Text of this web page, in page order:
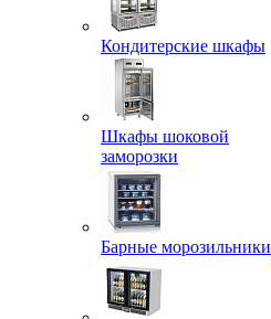
Кондитерские шкафы
Шкафы шоковой
заморозки
Барные морозильники